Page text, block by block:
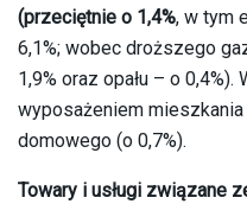
(przeciętnie o 1,4%, w tym
6,1%; wobec droższego
1,9% oraz opału – o
wyposażeniem
domowego (o 0,7%).
Towary i usługi związane